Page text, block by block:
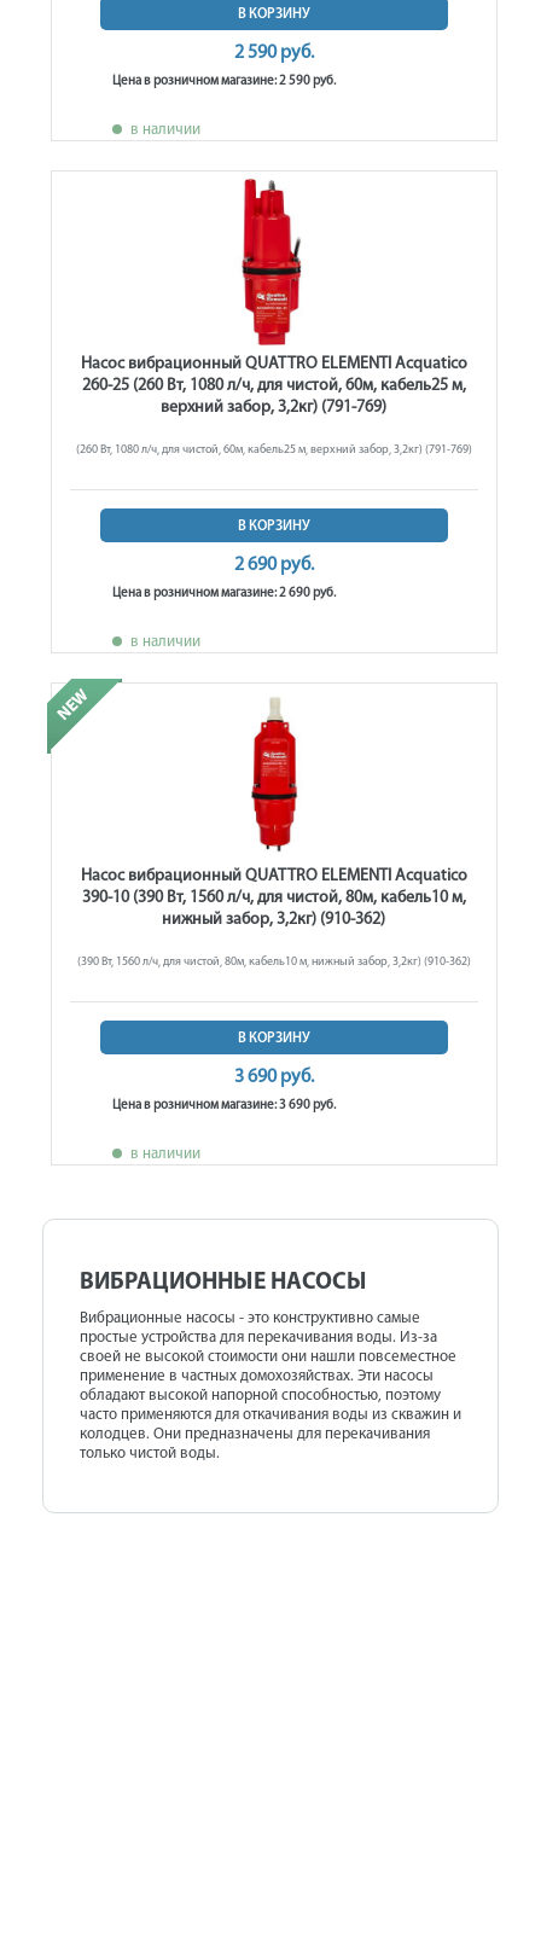
В КОРЗИНУ
2 590 руб.
Цена в розничном магазине: 2 590 руб.
в наличии
Насос вибрационный QUATTRO ELEMENTI Acquatico
260-25 (260 Вт, 1080 л/ч, для чистой, 60м, кабель25 м,
верхний забор, 3,2кг) (791-769)
(260 Вт, 1080 л/ч, для чистой, 60м, кабель25 м, верхний забор, 3,2кг) (791-769)
В КОРЗИНУ
2 690 руб.
Цена в розничном магазине: 2 690 руб.
в наличии
Насос вибрационный QUATTRO ELEMENTI Acquatico
390-10 (390 Вт, 1560 л/ч, для чистой, 80м, кабель10 м,
нижный забор, 3,2кг) (910-362)
(390 Вт, 1560 л/ч, для чистой, 80м, кабель10 м, нижный забор, 3,2кг) (910-362)
В КОРЗИНУ
3 690 руб.
Цена в розничном магазине: 3 690 руб.
в наличии
ВИБРАЦИОННЫЕ НАСОСЫ
Вибрационные насосы - это конструктивно самые
простые устройства для перекачивания воды. Из-за
своей не высокой стоимости они нашли повсеместное
применение в частных домохозяйствах. Эти насосы
обладают высокой напорной способностью, поэтому
часто применяются для откачивания воды из скважин и
колодцев. Они предназначены для перекачивания
только чистой воды.